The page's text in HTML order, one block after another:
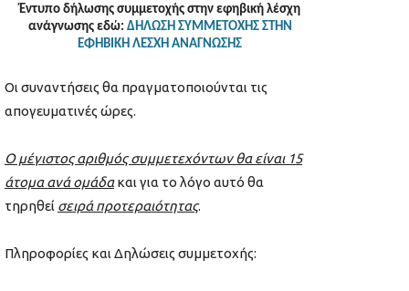
Έντυπο δήλωσης συμμετοχής στην εφηβική λέσχη
ανάγνωσης εδώ: ΔΗΛΩΣΗ ΣΥΜΜΕΤΟΧΗΣ ΣΤΗΝ
ΕΦΗΒΙΚΗ ΛΕΣΧΗ ΑΝΑΓΝΩΣΗΣ
Οι συναντήσεις θα πραγματοποιούνται τις
απογευματινές ώρες.
Ο μέγιστος αριθμός συμμετεχόντων θα είναι 15
άτομα ανά ομάδακαι για το λόγο αυτό θα
τηρηθεί σειρά προτεραιότητας.
Πληροφορίες και Δηλώσεις συμμετοχής: